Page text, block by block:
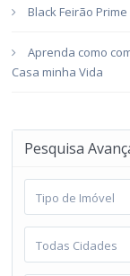
Black Feirão
Aprenda como
Casa minha Vida
Pesquisa
Tipo de Imóvel
Todas Cidades